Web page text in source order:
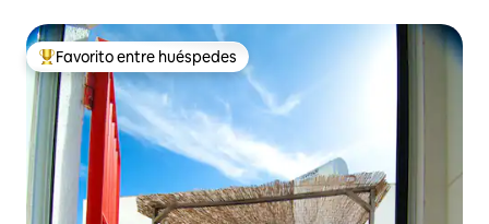
Favorito entre los huéspedes más destacados
Favorito entre huéspedes